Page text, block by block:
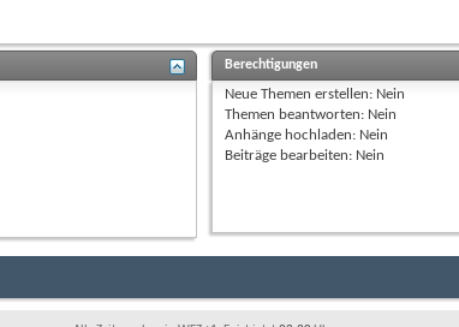
Berechtigungen
Neue Themen erstellen: Nein
Themen beantworten: Nein
Anhänge hochladen: Nein
Beiträge bearbeiten: Nein